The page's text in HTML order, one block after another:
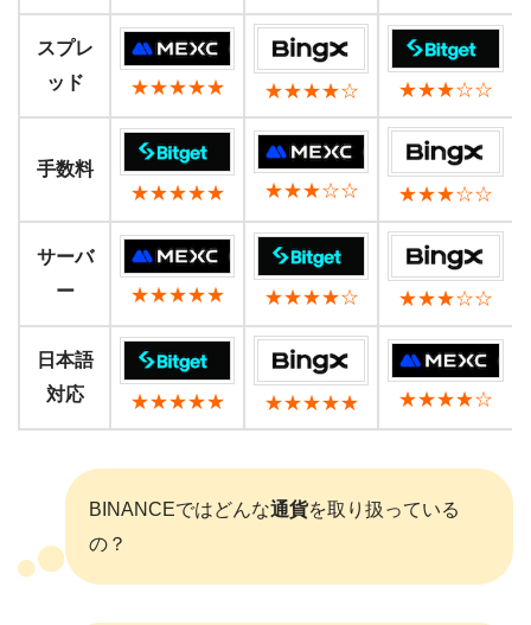
スプレ
ッド
★★★★★ ★★★★☆ ★★★☆☆
手数料
★★★★★
★★★☆☆ ★★★☆☆
サーバ
ー
★★★★★ ★★★★☆ ★★★☆☆
日本語
対応
★★★★★ ★★★★★ ★★★★☆
BINANCEではどんな通貨を取り扱っている
の？